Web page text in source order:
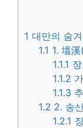
1 대만의 숨
1.1 1. 塭
1.1.1
1.1.2
1.1.3
1.2 2. 송
1.2.1